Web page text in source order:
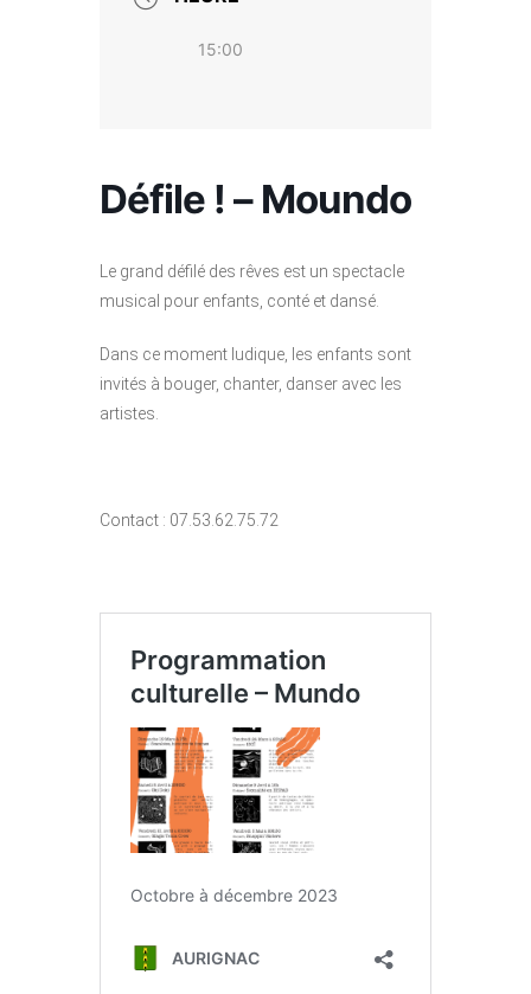
15:00
Défile ! – Moundo
Le grand défilé des rêves est un spectacle
musical pour enfants, conté et dansé.
Dans ce moment ludique, les enfants sont
invités à bouger, chanter, danser avec les
artistes.
Contact : 07.53.62.75.72